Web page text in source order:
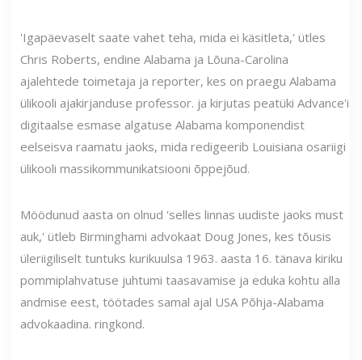
'Igapäevaselt saate vahet teha, mida ei käsitleta,' ütles
Chris Roberts, endine Alabama ja Lõuna-Carolina
ajalehtede toimetaja ja reporter, kes on praegu Alabama
ülikooli ajakirjanduse professor. ja kirjutas peatüki Advance'i
digitaalse esmase algatuse Alabama komponendist
eelseisva raamatu jaoks, mida redigeerib Louisiana osariigi
ülikooli massikommunikatsiooni õppejõud.
Möödunud aasta on olnud 'selles linnas uudiste jaoks must
auk,' ütleb Birminghami advokaat Doug Jones, kes tõusis
üleriigiliselt tuntuks kurikuulsa 1963. aasta 16. tänava kiriku
pommiplahvatuse juhtumi taasavamise ja eduka kohtu alla
andmise eest, töötades samal ajal USA Põhja-Alabama
advokaadina. ringkond.